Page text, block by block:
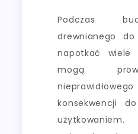
Podczas
drewnianego
napotkać wiele
mogą
konsekwencji